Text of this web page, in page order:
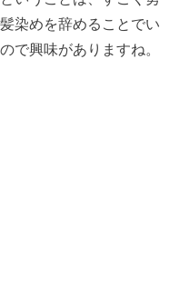
染めを辞めることでい
で興味がありますね。